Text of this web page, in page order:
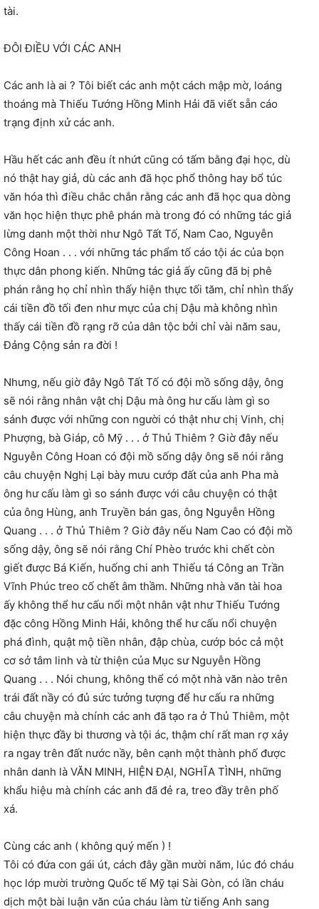
tài.
ĐÔI ĐIỀU VỚI CÁC ANH
Các anh là ai ? Tôi biết các anh một cách mập mờ, loáng
thoáng mà Thiếu Tướng Hồng Minh Hải đã viết sẵn cáo
trạng định xử các anh.
Hầu hết các anh đều ít nhứt cũng có tấm bằng đại học, dù
nó thật hay giả, dù các anh đã học phổ thông hay bổ túc
văn hóa thì điều chắc chắn rằng các anh đã học qua dòng
văn học hiện thực phê phán mà trong đó có những tác giả
lừng danh một thời như Ngô Tất Tố, Nam Cao, Nguyễn
Công Hoan . . . với những tác phẩm tố cáo tội ác của bọn
thực dân phong kiến. Những tác giả ấy cũng đã bị phê
phán rằng họ chỉ nhìn thấy hiện thực tối tăm, chỉ nhìn thấy
cái tiền đồ tối đen như mực của chị Dậu mà không nhìn
thấy cái tiền đồ rạng rỡ của dân tộc bởi chỉ vài năm sau,
Đảng Cộng sản ra đời !
Nhưng, nếu giờ đây Ngô Tất Tố có đội mồ sống dậy, ông
sẽ nói rằng nhân vật chị Dậu mà ông hư cấu làm gì so
sánh được với những con người có thật như chị Vinh, chị
Phượng, bà Giáp, cô Mỹ . . . ở Thủ Thiêm ? Giờ đây nếu
Nguyễn Công Hoan có đội mồ sống dậy ông sẽ nói rằng
câu chuyện Nghị Lại bày mưu cướp đất của anh Pha mà
ông hư cấu làm gì so sánh được với câu chuyện có thật
của ông Hùng, anh Truyền bán gas, ông Nguyễn Hồng
Quang . . . ở Thủ Thiêm ? Giờ đây nếu Nam Cao có đội mồ
sống dậy, ông sẽ nói rằng Chí Phèo trước khi chết còn
giết được Bá Kiến, huống chi anh Thiếu tá Công an Trần
Vĩnh Phúc treo cố chết âm thầm. Những nhà văn tài hoa
ấy không thể hư cấu nổi một nhân vật như Thiếu Tướng
đặc công Hồng Minh Hải, không thể hư cấu nổi chuyện
phá đình, quật mộ tiền nhân, đập chùa, cướp bóc cả một
cơ sở tâm linh và từ thiện của Mục sư Nguyễn Hồng
Quang . . . Nói chung, không thể có một nhà văn nào trên
trái đất nầy có đủ sức tưởng tượng để hư cấu ra những
câu chuyện mà chính các anh đã tạo ra ở Thủ Thiêm, một
hiện thực đầy bi thương và tội ác, thậm chí rất man rợ xảy
ra ngay trên đất nước nầy, bên cạnh một thành phố được
nhân danh là VĂN MINH, HIỆN ĐẠI, NGHĨA TÌNH, những
khẩu hiệu mà chính các anh đã đẻ ra, treo đầy trên phố
xá.
Cùng các anh ( không quý mến ) !
Tôi có đứa con gái út, cách đây gần mười năm, lúc đó cháu
học lớp mười trường Quốc tế Mỹ tại Sài Gòn, có lần cháu
dịch một bài luận văn của cháu làm từ tiếng Anh sang